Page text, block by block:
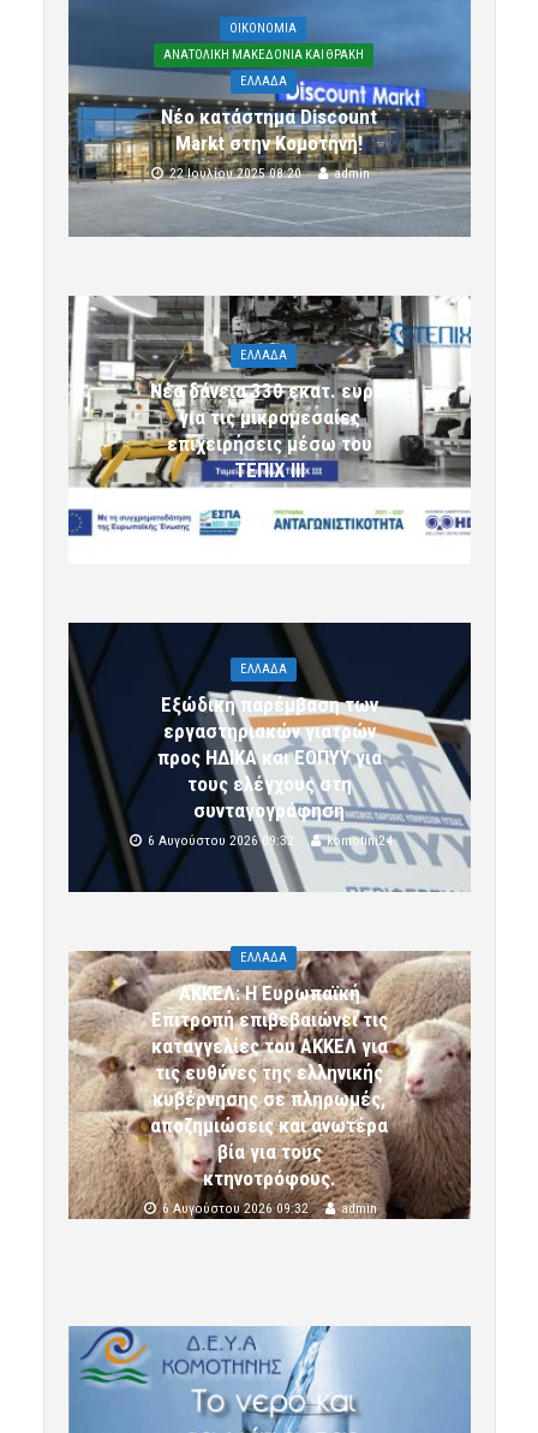
OIKONOMIA
ΑΝΑΤΟΛΙΚΗ ΜΑΚΕΔΟΝΙΑ ΚΑΙ ΘΡΑΚΗ
ΕΛΛΑΔΑ
Νέο κατάστημα Discount
Markt στην Κομοτηνή!
22 Ιουλίου 2025 08:20 admin
ΕΛΛΑΔΑ
Νέα δάνεια 330 εκατ. ευρώ
για τις μικρομεσαίες
επιχειρήσεις μέσω του
ΤΕΠΙΧ ΙΙΙ
ΕΛΛΑΔΑ
Εξώδικη παρέμβαση των
εργαστηριακών γιατρών
προς ΗΔΙΚΑ και ΕΟΠΥΥ για
τους ελέγχους στη
συνταγογράφηση
6 Αυγούστου 2026 09:32 komotini24
ΕΛΛΑΔΑ
ΑΚΚΕΛ: Η Ευρωπαϊκή
Επιτροπή επιβεβαιώνει τις
καταγγελίες του ΑΚΚΕΛ για
τις ευθύνες της ελληνικής
κυβέρνησης σε πληρωμές,
αποζημιώσεις και ανωτέρα
βία για τους
κτηνοτρόφους.
6 Αυγούστου 2026 09:32 admin